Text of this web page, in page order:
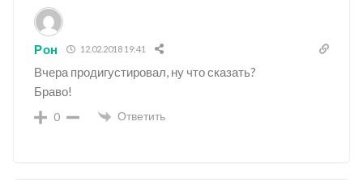
Рон 12.02.2018 19:41
Вчера продигустировал, ну что сказать?
Браво!
0 Ответить